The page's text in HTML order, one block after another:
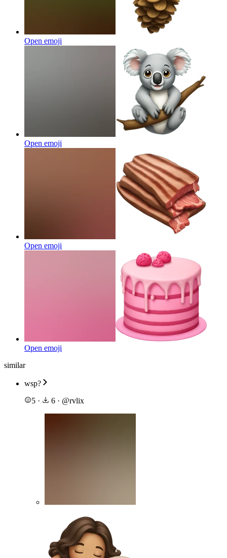
Open emoji
Open emoji
Open emoji
Open emoji
similar
wsp?
5 · 6 · @rvlix